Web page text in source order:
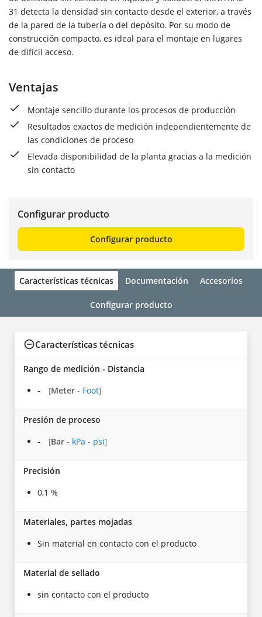
31 detecta la densidad sin contacto desde el exterior, a través
de la pared de la tubería o del depósito. Por su modo de
construcción compacto, es ideal para el montaje en lugares
de difícil acceso.
Ventajas
Montaje sencillo durante los procesos de producción
Resultados exactos de medición independientemente de
las condiciones de proceso
Elevada disponibilidad de la planta gracias a la medición
sin contacto
Configurar producto
Configurar producto
Características técnicas Documentación Accesorios
Configurar producto
Características técnicas
Rango de medición - Distancia
-
[Meter - Foot]
Presión de proceso
-
[Bar - kPa - psi]
Precisión
0,1 %
Materiales, partes mojadas
Sin material en contacto con el producto
Material de sellado
sin contacto con el producto